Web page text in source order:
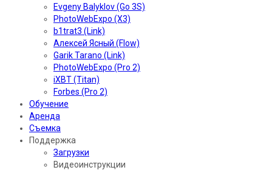
Evgeny Balyklov (Go 3S)
PhotoWebExpo (X3)
b1trat3 (Link)
Алексей Ясный (Flow)
Garik Tarano (Link)
PhotoWebExpo (Pro 2)
iXBT (Titan)
Forbes (Pro 2)
Обучение
Аренда
Съемка
Поддержка
Загрузки
Видеоинструкции